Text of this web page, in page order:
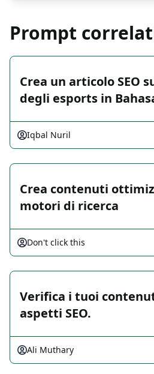
Prompt
Crea un articolo SEO
degli esports in
Iqbal Nuril
Crea contenuti
motori di ricerca
Don't click this
Verifica i tuoi
aspetti SEO.
Ali Muthary